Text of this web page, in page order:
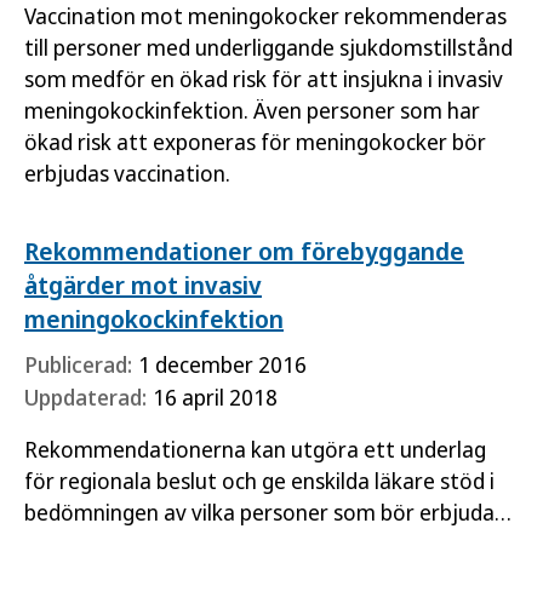
Vaccination mot meningokocker rekommenderas
till personer med underliggande sjukdomstillstånd
som medför en ökad risk för att insjukna i invasiv
meningokockinfektion. Även personer som har
ökad risk att exponeras för meningokocker bör
erbjudas vaccination.
Rekommendationer om förebyggande
åtgärder mot invasiv
meningokockinfektion
Publicerad: 1 december 2016
Uppdaterad: 16 april 2018
Rekommendationerna kan utgöra ett underlag
för regionala beslut och ge enskilda läkare stöd i
bedömningen av vilka personer som bör erbjudas